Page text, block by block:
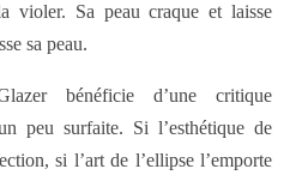
violer. Sa peau craque et laisse
sa peau.
bénéficie d’une critique
peu surfaite. Si l’esthétique de
si l’art de l’ellipse l’emporte